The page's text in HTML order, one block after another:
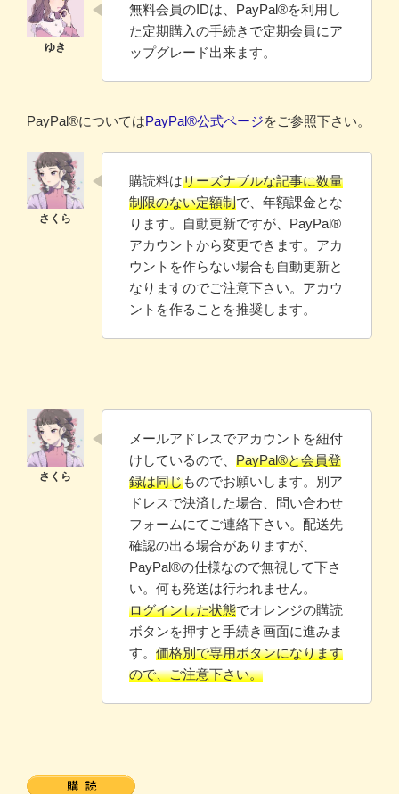
無料会員のIDは、PayPal®️を利用し
た定期購入の手続きで定期会員にア
ップグレード出来ます。
PayPal®️についてはPayPal®️公式ページをご参照下さい。
購読料はリーズナブルな記事に数量
制限のない定額制で、年額課金とな
ります。自動更新ですが、PayPal®
アカウントから変更できます。アカ
ウントを作らない場合も自動更新と
なりますのでご注意下さい。アカウ
ントを作ることを推奨します。
メールアドレスでアカウントを紐付
けしているので、 PayPal®と会員登
録は同じものでお願いします。別ア
ドレスで決済した場合、問い合わせ
フォームにてご連絡下さい。配送先
確認の出る場合がありますが、
PayPal®️の仕様なので無視して下さ
い。何も発送は行われません。
ログインした状態でオレンジの購読
ボタンを押すと手続き画面に進みま
す。 価格別で専用ボタンになります
ので、ご注意下さい。